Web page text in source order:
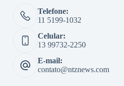
Telefone:
11 5199-1032
Celular:
13 99732-2250
E-mail:
contato@ntznews.com